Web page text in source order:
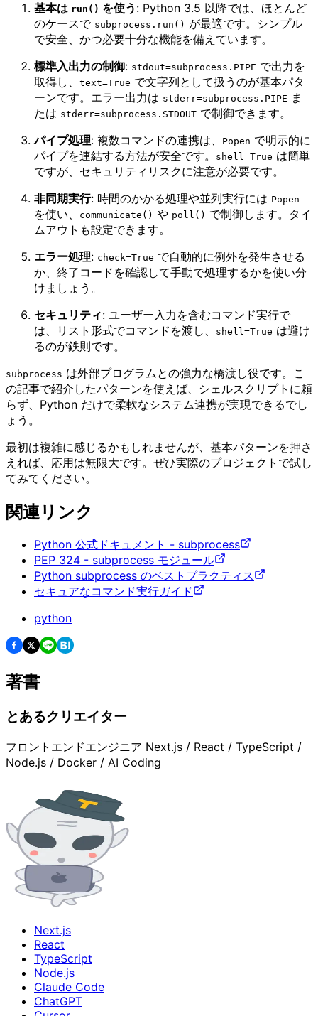
基本は run() を使う : Python 3.5 以降では、ほとんど
のケースで subprocess.run() が最適です。シンプル
で安全、かつ必要十分な機能を備えています。
標準入出力の制御: stdout=subprocess.PIPE で出力を
取得し、
text=True で文字列として扱うのが基本パタ
ーンです。エラー出力は stderr=subprocess.PIPE ま
たは stderr=subprocess.STDOUT で制御できます。
パイプ処理: 複数コマンドの連携は、 Popen で明示的に
パイプを連結する方法が安全です。
shell=True は簡単
ですが、セキュリティリスクに注意が必要です。
非同期実行: 時間のかかる処理や並列実行には Popen
を使い、 communicate() や poll() で制御します。タイ
ムアウトも設定できます。
エラー処理: check=True で自動的に例外を発生させる
か、終了コードを確認して手動で処理するかを使い分
けましょう。
セキュリティ: ユーザー入力を含むコマンド実行で
は、リスト形式でコマンドを渡し、
shell=True は避け
るのが鉄則です。
subprocess は外部プログラムとの強力な橋渡し役です。こ
の記事で紹介したパターンを使えば、シェルスクリプトに頼
らず、Python だけで柔軟なシステム連携が実現できるでし
ょう。
最初は複雑に感じるかもしれませんが、基本パターンを押さ
えれば、応用は無限大です。ぜひ実際のプロジェクトで試し
てみてください。
関連リンク
Python 公式ドキュメント - subprocess
PEP 324 - subprocess モジュール
Python subprocess のベストプラクティス
セキュアなコマンド実行ガイド
python
著書
とあるクリエイター
フロントエンドエンジニア Next.js / React / TypeScript /
Node.js / Docker / AI Coding
Next.js
React
TypeScript
Node.js
Claude Code
ChatGPT